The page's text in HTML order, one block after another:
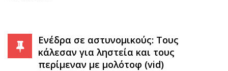
Ενέδρα σε αστυνομικούς: Τους
κάλεσαν για ληστεία και τους
περίμεναν με μολότοφ (vid)